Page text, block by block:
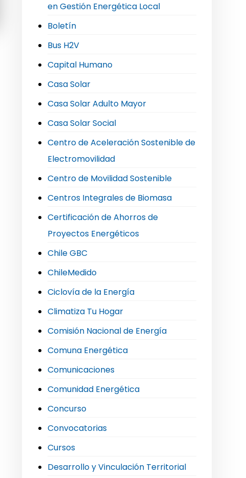
en Gestión Energética Local
Boletín
Bus H2V
Capital Humano
Casa Solar
Casa Solar Adulto Mayor
Casa Solar Social
Centro de Aceleración Sostenible de
Electromovilidad
Centro de Movilidad Sostenible
Centros Integrales de Biomasa
Certificación de Ahorros de
Proyectos Energéticos
Chile GBC
ChileMedido
Ciclovía de la Energía
Climatiza Tu Hogar
Comisión Nacional de Energía
Comuna Energética
Comunicaciones
Comunidad Energética
Concurso
Convocatorias
Cursos
Desarrollo y Vinculación Territorial